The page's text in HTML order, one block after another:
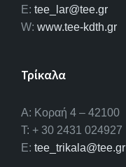
E: tee_lar@tee.gr
W: www.tee-kdth.gr
Τρίκαλα
Α: Κοραή 4 – 42100
T: + 30 2431 024927
E: tee_trikala@tee.gr